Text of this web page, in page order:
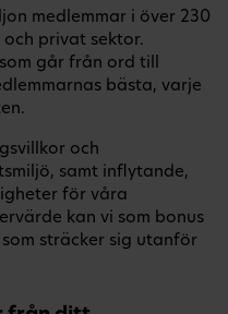
medlemmar i över 230
och privat sektor.
går från ord till
bästa, varje
och
samt inflytande,
för våra
kan vi som bonus
sträcker sig utanför